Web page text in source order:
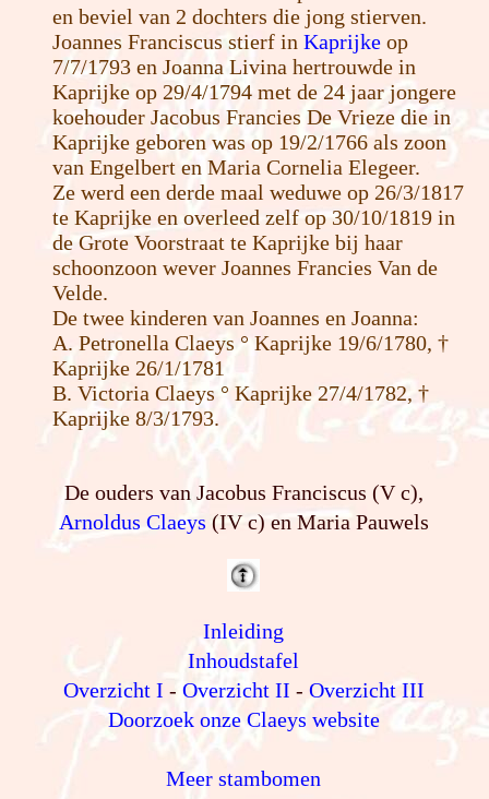
en beviel van 2 dochters die jong stierven.
Joannes Franciscus stierf in Kaprijke op
7/7/1793 en Joanna Livina hertrouwde in
Kaprijke op 29/4/1794 met de 24 jaar jongere
koehouder Jacobus Francies De Vrieze die in
Kaprijke geboren was op 19/2/1766 als zoon
van Engelbert en Maria Cornelia Elegeer.
Ze werd een derde maal weduwe op 26/3/1817
te Kaprijke en overleed zelf op 30/10/1819 in
de Grote Voorstraat te Kaprijke bij haar
schoonzoon wever Joannes Francies Van de
Velde.
De twee kinderen van Joannes en Joanna:
A. Petronella Claeys ° Kaprijke 19/6/1780, †
Kaprijke 26/1/1781
B. Victoria Claeys ° Kaprijke 27/4/1782, †
Kaprijke 8/3/1793.
De ouders van Jacobus Franciscus (V c),
Arnoldus Claeys (IV c) en Maria Pauwels
Inleiding
Inhoudstafel
Overzicht I - Overzicht II - Overzicht III
Doorzoek onze Claeys website
Meer stambomen